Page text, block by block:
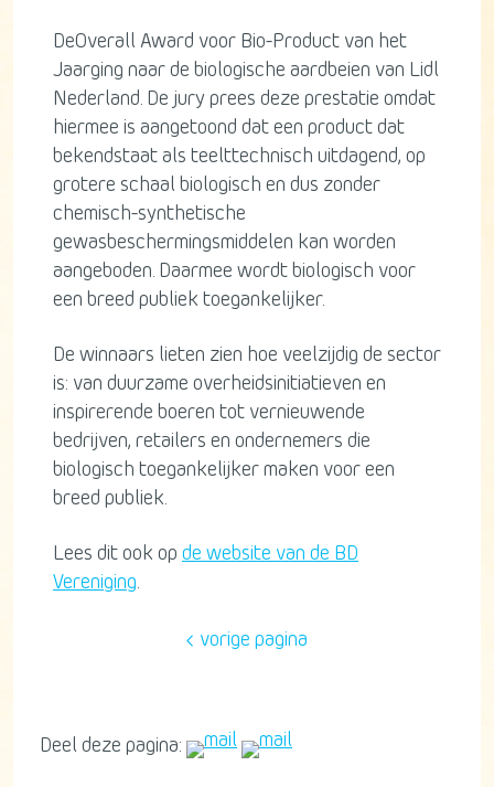
DeOverall Award voor Bio-Product van het
Jaarging naar de biologische aardbeien van Lidl
Nederland. De jury prees deze prestatie omdat
hiermee is aangetoond dat een product dat
bekendstaat als teelttechnisch uitdagend, op
grotere schaal biologisch en dus zonder
chemisch-synthetische
gewasbeschermingsmiddelen kan worden
aangeboden. Daarmee wordt biologisch voor
een breed publiek toegankelijker.
De winnaars lieten zien hoe veelzijdig de sector
is: van duurzame overheidsinitiatieven en
inspirerende boeren tot vernieuwende
bedrijven, retailers en ondernemers die
biologisch toegankelijker maken voor een
breed publiek.
Lees dit ook op de website van de BD
Vereniging.
vorige pagina
Deel deze pagina: